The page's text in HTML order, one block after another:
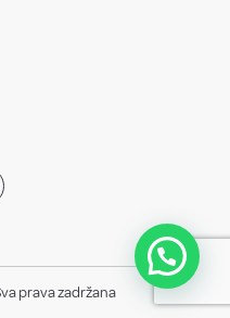
prava zadržana